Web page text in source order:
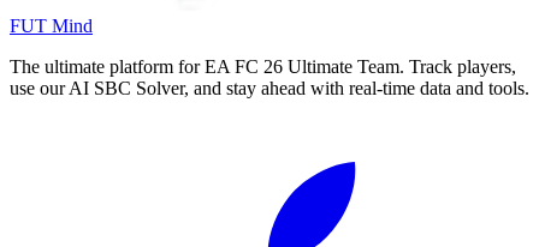
FUT Mind
The ultimate platform for EA FC 26 Ultimate Team. Track players,
use our AI SBC Solver, and stay ahead with real-time data and tools.